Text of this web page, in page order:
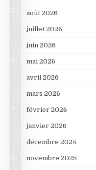
août 2026
juillet 2026
juin 2026
mai 2026
avril 2026
mars 2026
février 2026
janvier 2026
décembre 2025
novembre 2025